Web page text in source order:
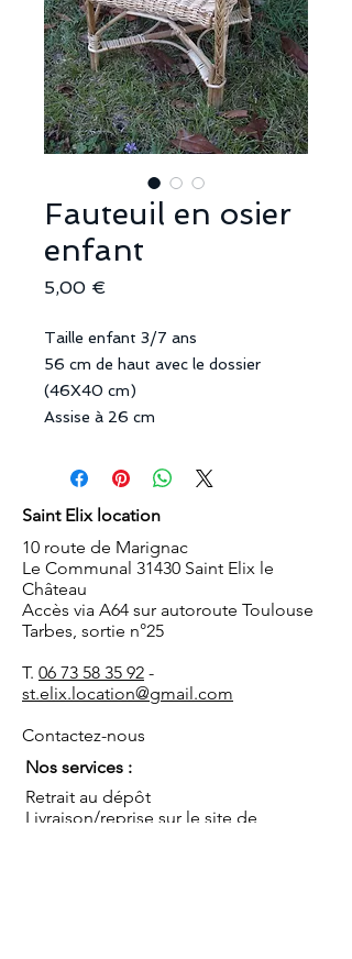
Fauteuil en osier
enfant
5,00 €
Taille enfant 3/7 ans
56 cm de haut avec le dossier
(46X40 cm)
Assise à 26 cm
Saint Elix location
10 route de Marignac
Le Communal 31430 Saint Elix le
Château
Accès via A64 sur autoroute Toulouse
Tarbes, sortie n°25
T. 06 73 58 35 92 -
st.elix.location@gmail.com
Contactez-nous
Nos services :
Retrait au dépôt
Livraison/reprise sur le site de